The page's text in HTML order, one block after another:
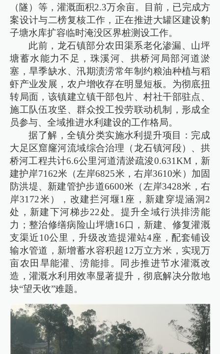
（隧）等，灌溉面积2.3万余亩。目前，已完成方
案设计与二榜复核工作，正在推进大罐区建设豹
子塘水库扩容临时淹没区界桩测设工作。
此前，龙石镇部分农田渠系老化渗漏、山坪
塘蓄水能力不足，珠溪河、拱桥河局部河道淤
塞，旱季缺水、汛期渍涝常年制约粮油种植与稻
虾产业发展，农户增收存在明显短板。为彻底扭
转局面，该镇建立镇干部包片、村社干部驻点、
施工队伍攻坚、群众投工投劳联动机制，形成全
员参与、全域推进水利建设的工作格局。
据了解，全镇分类实施水利提升项目：完成
大足区窟窿河流域综合治理（龙石镇河段）、拱
桥河工程共计6.6公里河道清淤疏浚0.631KM，新
建护岸7162米（左岸6825米，右岸3610米）加固
防洪堤、新建管护步道6600米（左岸3428米，右
岸3172米），改建拦河堰1座，新建穿堤涵洞2
处，新建下河梯步22处。提升全域行洪排涝能
力；整治修缮病险山坪塘16口，新建、修复灌溉
支渠近10公里，升级改造提灌站4座，配套铺设
输水管道，新增蓄水容积超12万立方米，实现万
亩农田旱能灌、涝能排。同步推进节水灌溉改
造，灌溉水利用效率显著提升，彻底解决分散地
块“望天收”难题。